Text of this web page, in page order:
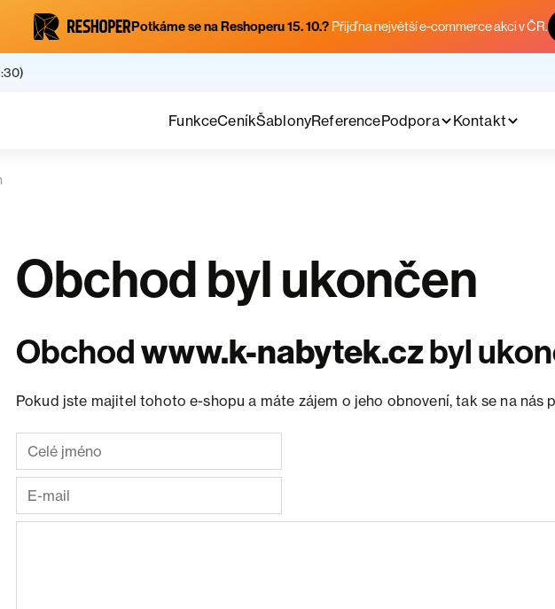
Potkáme se na Reshoperu 15. 10.? Přijď na největší e-commerce akci v ČR.
FunkceCeníkŠablonyReferencePodpora Kontakt
Obchod byl ukončen
Obchodwww.k-nabytek.czbyl
Pokud jste majitel tohoto e-shopu a máte zájem o jeho obnovení, tak se na nás